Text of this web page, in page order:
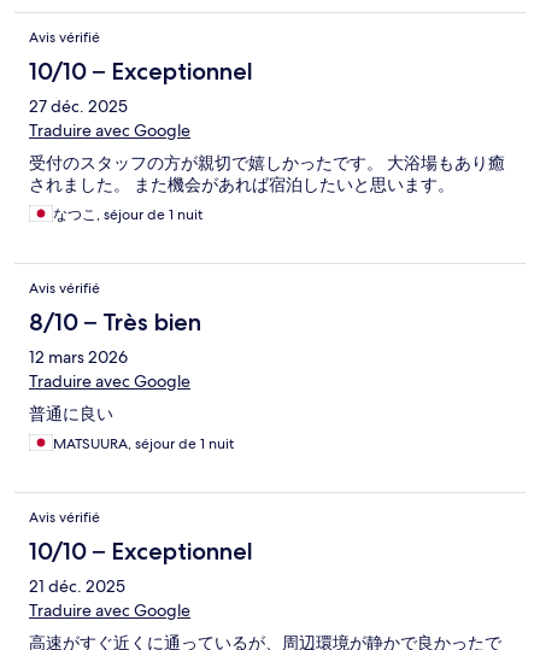
Avis vérifié
10/10 – Exceptionnel
27 déc. 2025
Traduire avec Google
受付のスタッフの方が親切で嬉しかったです。 大浴場もあり癒
されました。 また機会があれば宿泊したいと思います。
なつこ, séjour de 1 nuit
Avis vérifié
8/10 – Très bien
12 mars 2026
Traduire avec Google
普通に良い
MATSUURA, séjour de 1 nuit
Avis vérifié
10/10 – Exceptionnel
21 déc. 2025
Traduire avec Google
高速がすぐ近くに通っているが、周辺環境が静かで良かったで